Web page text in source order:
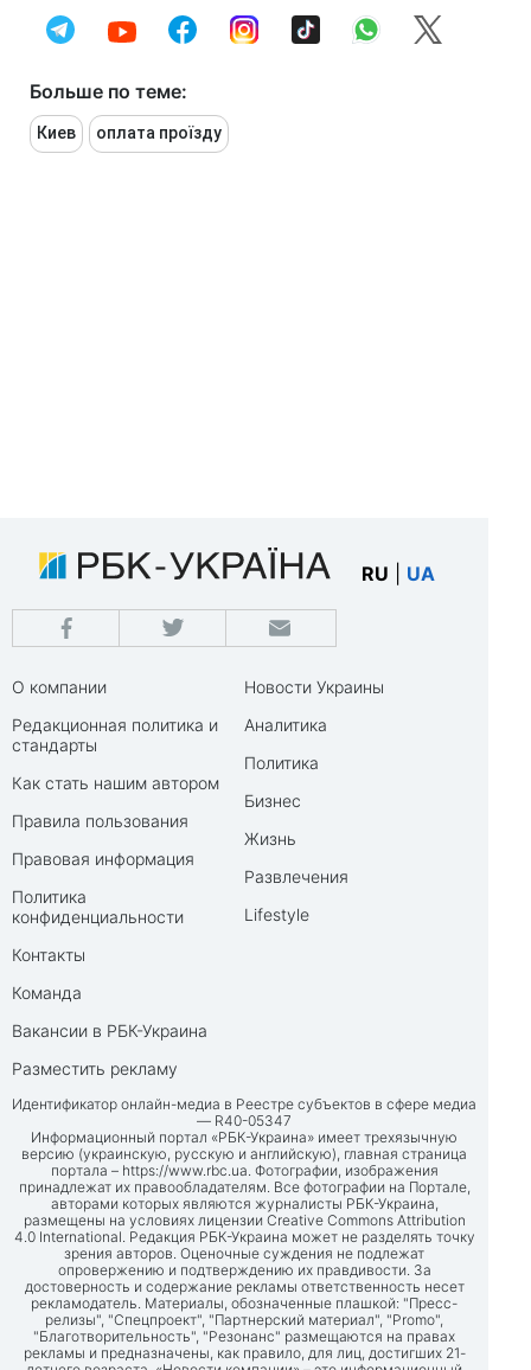
Больше по теме:
Киев оплата проїзду
RU UA
О компании
Редакционная политика и
стандарты
Как стать нашим автором
Правила пользования
Правовая информация
Политика
конфиденциальности
Контакты
Команда
Вакансии в РБК-Украина
Разместить рекламу
Новости Украины
Аналитика
Политика
Бизнес
Жизнь
Развлечения
Lifestyle
Идентификатор онлайн-медиа в Реестре субъектов в сфере медиа
— R40-05347
Информационный портал «РБК-Украина» имеет трехязычную
версию (украинскую, русскую и английскую), главная страница
портала – https://www.rbc.ua. Фотографии, изображения
принадлежат их правообладателям. Все фотографии на Портале,
авторами которых являются журналисты РБК-Украина,
размещены на условиях лицензии Creative Commons Attribution
4.0 International. Редакция РБК-Украина может не разделять точку
зрения авторов. Оценочные суждения не подлежат
опровержению и подтверждению их правдивости. За
достоверность и содержание рекламы ответственность несет
рекламодатель. Материалы, обозначенные плашкой: "Пресс-
релизы", "Спецпроект", "Партнерский материал", "Promo",
"Благотворительность", "Резонанс" размещаются на правах
рекламы и предназначены, как правило, для лиц, достигших 21-